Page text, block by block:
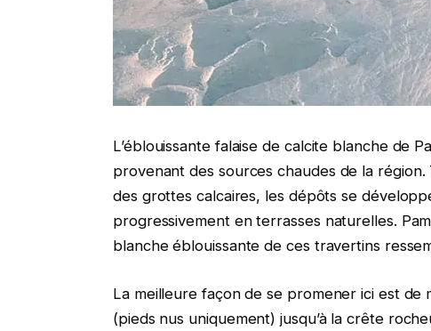
L’éblouissante falaise de calcite blanche de
provenant des sources chaudes de la
des grottes calcaires, les dépôts se
progressivement en terrasses naturelles.
blanche éblouissante de ces travertins
La meilleure façon de se promener ici est
(pieds nus uniquement) jusqu’à la crête